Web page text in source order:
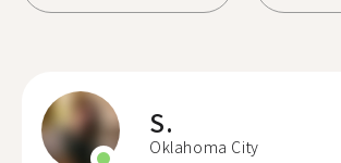
S.
Oklahoma City